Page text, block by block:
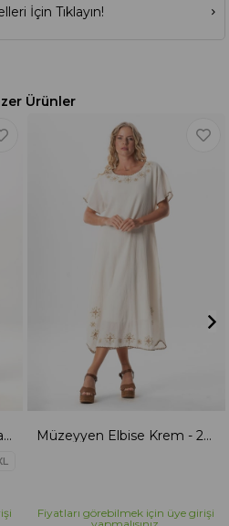
İçin Tıklayın!
Ürünler
Toptan Kısa Kol Feyza V Yaka Çift Cepli Bağlamalı Yazlık Kısa Vual Elbise Haki Hk Müzeyyen Elbise Krem - 221.36
Fiyatları görebilmek için üye girişi